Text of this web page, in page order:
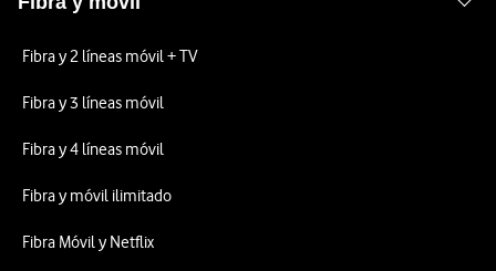
Fibra y 2 líneas móvil + TV
Fibra y 3 líneas móvil
Fibra y 4 líneas móvil
Fibra y móvil ilimitado
Fibra Móvil y Netflix